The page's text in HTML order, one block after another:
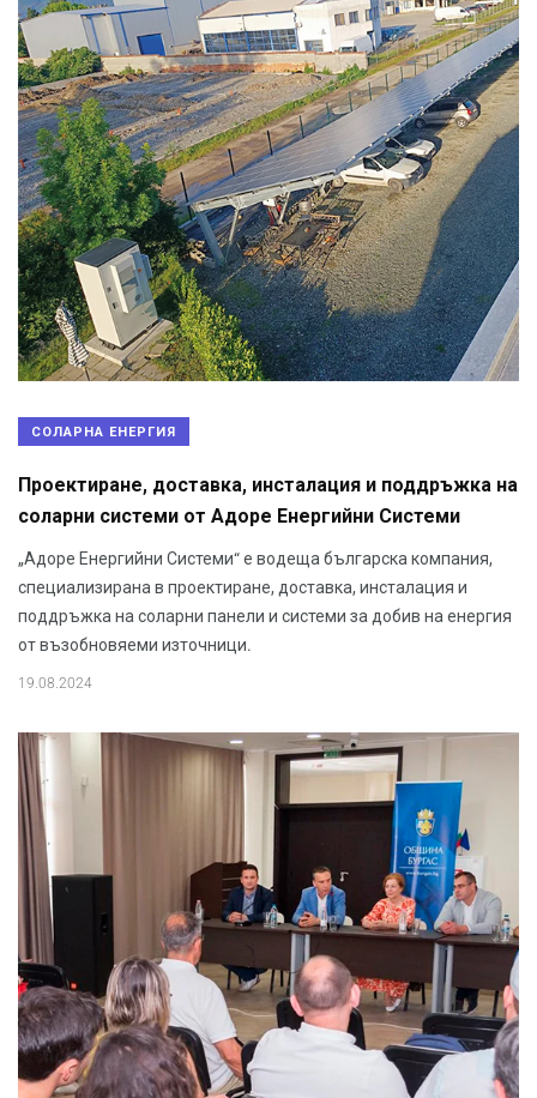
СОЛАРНА ЕНЕРГИЯ
Проектиране, доставка, инсталация и поддръжка на
соларни системи от Адоре Енергийни Системи
„Адоре Енергийни Системи“ е водеща българска компания,
специализирана в проектиране, доставка, инсталация и
поддръжка на соларни панели и системи за добив на енергия
от възобновяеми източници.
19.08.2024